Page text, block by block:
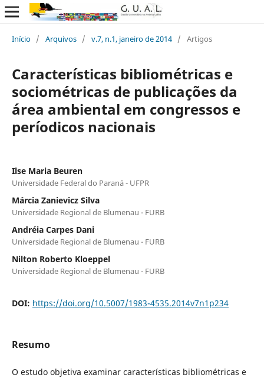
Início / Arquivos / v.7, n.1, janeiro de 2014 / Artigos
Características bibliométricas e
sociométricas de publicações da
área ambiental em congressos e
períodicos nacionais
Ilse Maria Beuren
Universidade Federal do Paraná - UFPR
Márcia Zanievicz Silva
Universidade Regional de Blumenau - FURB
Andréia Carpes Dani
Universidade Regional de Blumenau - FURB
Nilton Roberto Kloeppel
Universidade Regional de Blumenau - FURB
DOI: https://doi.org/10.5007/1983-4535.2014v7n1p234
Resumo
O estudo objetiva examinar características bibliométricas e